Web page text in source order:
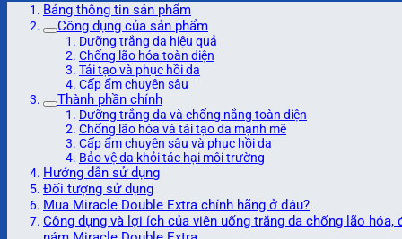
Bảng thông tin sản phẩm
Công dụng của sản phẩm
Dưỡng trắng da hiệu quả
Chống lão hóa toàn diện
Tái tạo và phục hồi da
Cấp ẩm chuyên sâu
Thành phần chính
Dưỡng trắng da và chống nắng toàn diện
Chống lão hóa và tái tạo da mạnh mẽ
Cấp ẩm chuyên sâu và phục hồi da
Bảo vệ da khỏi tác hại môi trường
Hướng dẫn sử dụng
Đối tượng sử dụng
Mua Miracle Double Extra chính hãng ở đâu?
Công dụng và lợi ích của viên uống trắng da chống lão hóa,